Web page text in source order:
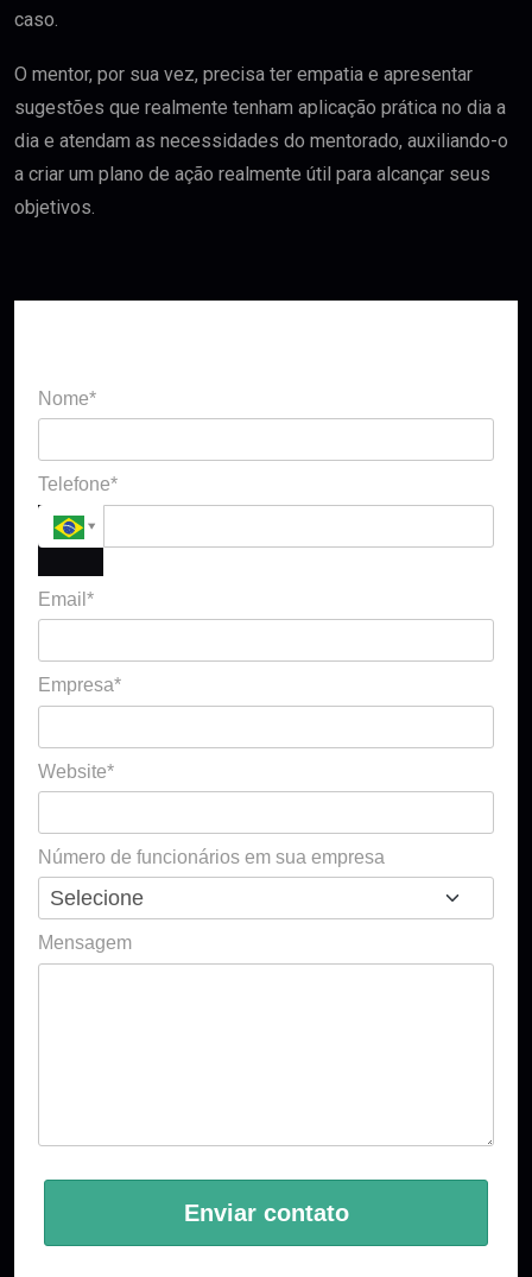
caso.
O mentor, por sua vez, precisa ter empatia e apresentar
sugestões que realmente tenham aplicação prática no dia a
dia e atendam as necessidades do mentorado, auxiliando-o
a criar um plano de ação realmente útil para alcançar seus
objetivos.
Nome*
Telefone*
Email*
Empresa*
Website*
Número de funcionários em sua empresa
Mensagem
Enviar contato